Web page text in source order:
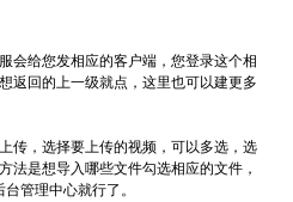
会给您发相应的客户端，您登录这个相
返回的上一级就点，这里也可以建更多
传，选择要上传的视频，可以多选，选
是想导入哪些文件勾选相应的文件，
管理中心就行了。